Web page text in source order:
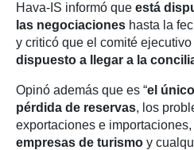
Hava-IS informó que está
las negociaciones hasta la
y criticó que el comité ejecutivo
dispuesto a llegar a la
Opinó además que es “el
pérdida de reservas, los
exportaciones e
empresas de turismo y